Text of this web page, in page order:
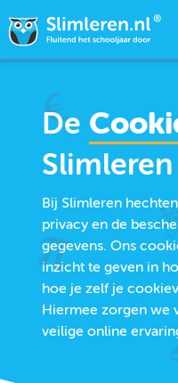
De
Slimleren
Bij Slimleren
privacy en de
gegevens. Ons
inzicht te geven in
hoe je zelf je
Hiermee zorgen we
veilige online